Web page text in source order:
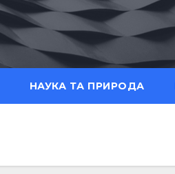
НАУКА ТА ПРИРОДА